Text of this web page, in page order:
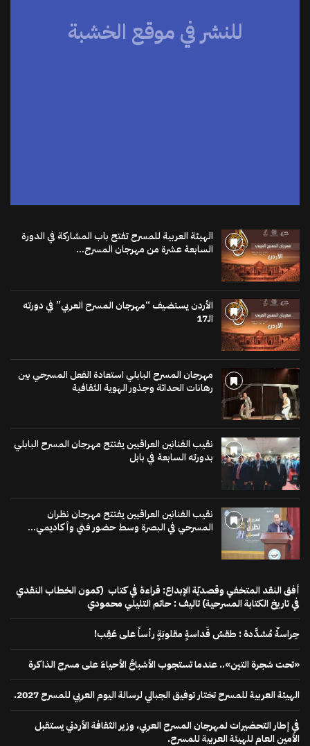
للنشر في موقع الخشبة
موقعنا يساهم في نشر الاخبار والمقالات
الهيئة العربية للمسرح تفتح باب المشاركة في الدورة
السابعة عشرة من مهرجان المسرح...
الأردن يستضيف “مهرجان المسرح العربي” في دورته
الـ17
مهرجان المسرح البابلي استعادة الفعل المسرحي بين
رهانات الحداثة وجذور الهوية الثقافية
نقيب الفنانين العراقيين يفتتح مهرجان المسرح البابلي
بدورته السابعة في بابل
نقيب الفنانين العراقيين يفتتح مهرجان نظران
المسرحي في البصرة وسط حضور فني وأكاديمي...
أفق النقد المتخفي وقصديّة الإبداع: قراءة في كتاب (كمون الخطاب النقدي
في تاريخ الكتابة المسرحية) تاليف : حاتم التليلي محمودي
حِراسةٌ مُشدَّدة : طقسُ قَداسةٍ مقلوبَةٍ رأساً على عَقِب!
«تحت شجرة التين».. عندما تستجوب الأشباحُ الأحياءَ على مسرح الذاكرة
الهيئة العربية للمسرح تختار توفيق الجبالي لرسالة اليوم العربي للمسرح 2027.
في إطار التحضيرات لمهرجان المسرح العربي، وزير الثقافة الأردني يستقبل
الأمين العام للهيئة العربية للمسرح.